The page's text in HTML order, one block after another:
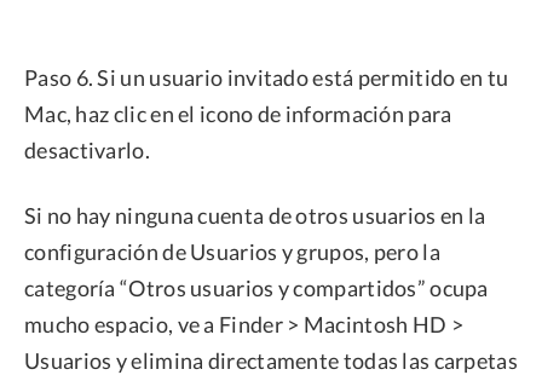
Paso 6. Si un usuario invitado está permitido en tu
Mac, haz clic en el icono de información para
desactivarlo.
Si no hay ninguna cuenta de otros usuarios en la
configuración de Usuarios y grupos, pero la
categoría “Otros usuarios y compartidos” ocupa
mucho espacio, ve a Finder > Macintosh HD >
Usuarios y elimina directamente todas las carpetas